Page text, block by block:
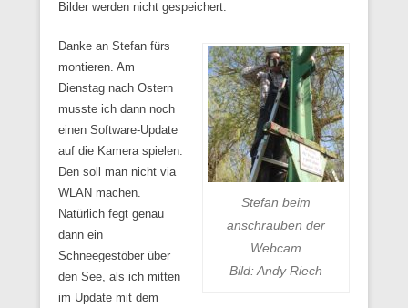
Bilder werden nicht gespeichert.
Stefan beim
anschrauben der
Webcam
Bild: Andy Riech
Danke an Stefan fürs
montieren. Am
Dienstag nach Ostern
musste ich dann noch
einen Software-Update
auf die Kamera spielen.
Den soll man nicht via
WLAN machen.
Natürlich fegt genau
dann ein
Schneegestöber über
den See, als ich mitten
im Update mit dem